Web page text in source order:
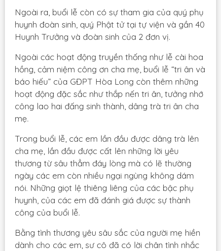
Ngoài ra, buổi lễ còn có sự tham gia của quý phụ
huynh đoàn sinh, quý Phật tử tại tự viện và gần 40
Huynh Trưởng và đoàn sinh của 2 đơn vị.
Ngoài các hoạt động truyền thống như lễ cài hoa
hồng, cảm niệm công ơn cha mẹ, buổi lễ “tri ân và
báo hiếu” của GĐPT Hòa Long còn thêm những
hoạt động đặc sắc như thắp nến tri ân, tưởng nhớ
công lao hai đấng sinh thành, dâng trà tri ân cha
mẹ.
Trong buổi lễ, các em lần đầu được dâng trà lên
cha mẹ, lần đầu được cất lên những lời yêu
thương từ sâu thẳm đáy lòng mà có lẽ thường
ngày các em còn nhiều ngại ngùng không dám
nói. Những giọt lệ thiêng liêng của các bậc phụ
huynh, của các em đã đánh giá được sự thành
công của buổi lễ.
Bằng tình thương yêu sâu sắc của người mẹ hiền
dành cho các em, sư cô đã có lời chân tình nhắc